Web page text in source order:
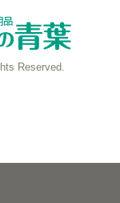
Reserved.